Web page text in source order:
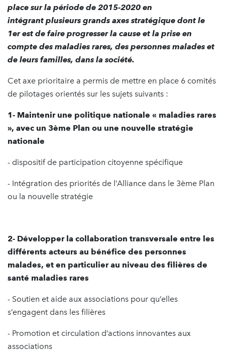
place sur la période de 2015-2020 en
intégrant plusieurs grands axes stratégique dont le
1er est de faire progresser la cause et la prise en
compte des maladies rares, des personnes malades et
de leurs familles, dans la société.
Cet axe prioritaire a permis de mettre en place 6 comités
de pilotages orientés sur les sujets suivants :
1- Maintenir une politique nationale « maladies rares
», avec un 3ème Plan ou une nouvelle stratégie
nationale
- dispositif de participation citoyenne spécifique
- Intégration des priorités de l’Alliance dans le 3ème Plan
ou la nouvelle stratégie
2- Développer la collaboration transversale entre les
différents acteurs au bénéfice des personnes
malades, et en particulier au niveau des filières de
santé maladies rares
- Soutien et aide aux associations pour qu’elles
s’engagent dans les filières
- Promotion et circulation d’actions innovantes aux
associations